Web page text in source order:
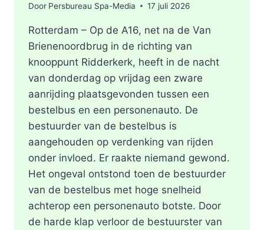
Door Persbureau Spa-Media 17 juli 2026
Rotterdam – Op de A16, net na de Van
Brienenoordbrug in de richting van
knooppunt Ridderkerk, heeft in de nacht
van donderdag op vrijdag een zware
aanrijding plaatsgevonden tussen een
bestelbus en een personenauto. De
bestuurder van de bestelbus is
aangehouden op verdenking van rijden
onder invloed. Er raakte niemand gewond.
Het ongeval ontstond toen de bestuurder
van de bestelbus met hoge snelheid
achterop een personenauto botste. Door
de harde klap verloor de bestuurster van